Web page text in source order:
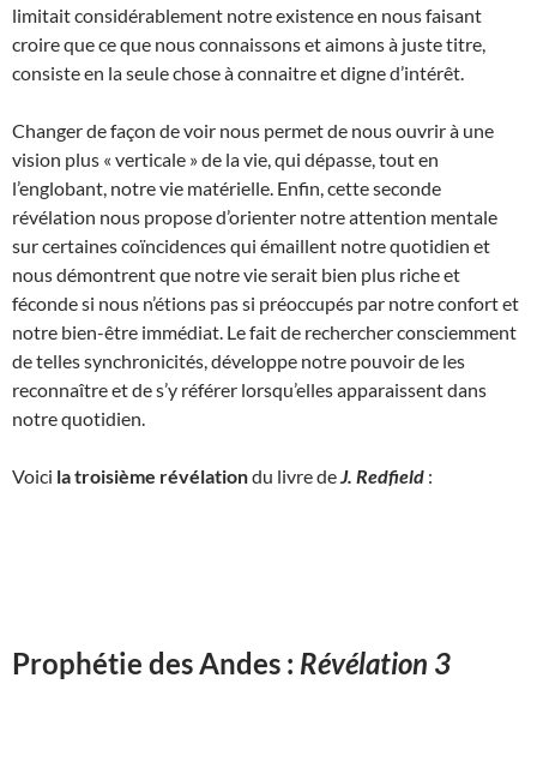
limitait considérablement notre existence en nous faisant
croire que ce que nous connaissons et aimons à juste titre,
consiste en la seule chose à connaitre et digne d’intérêt.
Changer de façon de voir nous permet de nous ouvrir à une
vision plus « verticale » de la vie, qui dépasse, tout en
l’englobant, notre vie matérielle. Enfin, cette seconde
révélation nous propose d’orienter notre attention mentale
sur certaines coïncidences qui émaillent notre quotidien et
nous démontrent que notre vie serait bien plus riche et
féconde si nous n’étions pas si préoccupés par notre confort et
notre bien-être immédiat. Le fait de rechercher consciemment
de telles synchronicités, développe notre pouvoir de les
reconnaître et de s’y référer lorsqu’elles apparaissent dans
notre quotidien.
Voici la troisième révélationdu livre de J. Redfield :
Prophétie des Andes : Révélation 3